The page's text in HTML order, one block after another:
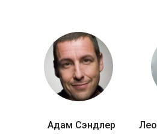
Адам Сэндлер